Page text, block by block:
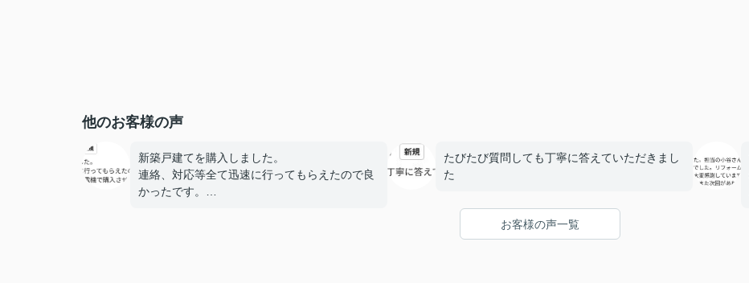
他のお客様の声
新築戸建てを購入しました。
連絡、対応等全て迅速に行ってもらえたので良
かったです。
たびたび質問しても丁寧に答えていただきまし
た
お客様の声一覧